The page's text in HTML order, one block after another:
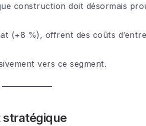
construction doit désormais
(+8 %), offrent des coûts
vers ce segment.
stratégique